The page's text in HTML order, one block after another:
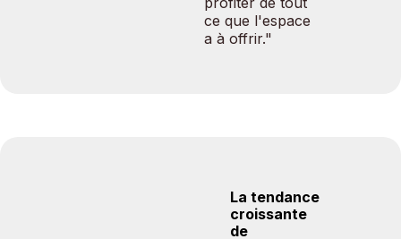
ce que l'espace
a à offrir."
La tendance
croissante
de